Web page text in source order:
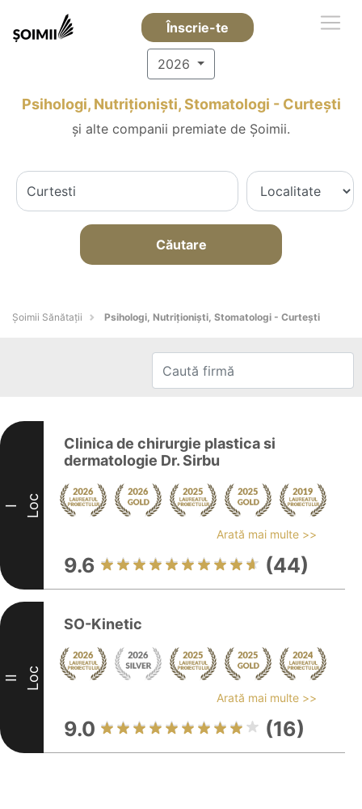
Înscrie-te
2026
Psihologi, Nutriționiști, Stomatologi - Curteşti
și alte companii premiate de Șoimii.
Căutare
Şoimii Sănătații Psihologi, Nutriționiști, Stomatologi - Curteşti
I Loc
Clinica de chirurgie plastica si
dermatologie Dr. Sirbu
Arată mai multe >>
9.6 (44)
II Loc
SO-Kinetic
Arată mai multe >>
9.0 (16)